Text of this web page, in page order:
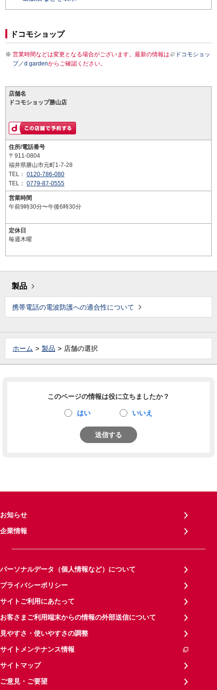
ドコモショップ
営業時間などは変更となる場合がございます。最新の情報は
ドコモショッ
プ／d gardenからご確認ください。
店舗名
ドコモショップ勝山店
住所/電話番号
〒911-0804
福井県勝山市元町1-7-28
TEL： 0120-786-080
TEL： 0779-87-0555
営業時間
午前9時30分〜午後6時30分
定休日
毎週木曜
製品
携帯電話の電波防護への適合性について
ホーム 製品 店舗の選択
このページの情報は役に立ちましたか？
はい いいえ
送信する
お知らせ
企業情報
パーソナルデータ（個人情報など）について
プライバシーポリシー
サイトご利用にあたって
お客さまご利用端末からの情報の外部送信について
見やすさ・使いやすさの調整
サイトメンテナンス情報
サイトマップ
ご意見・ご要望